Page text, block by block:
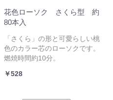
花色ローソク さくら型 約
80本入
「さくら」の形と可愛らしい桃
色のカラー芯のローソクです。
燃焼時間約10分。
￥528